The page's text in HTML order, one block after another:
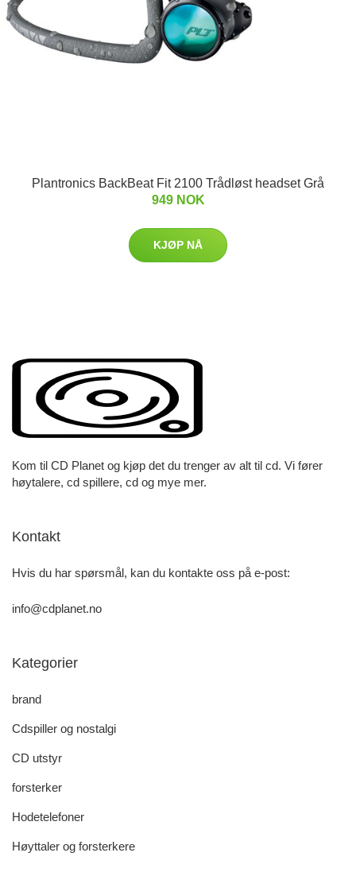
Plantronics BackBeat Fit 2100 Trådløst headset Grå
949 NOK
KJØP NÅ
Kom til CD Planet og kjøp det du trenger av alt til cd. Vi fører
høytalere, cd spillere, cd og mye mer.
Kontakt
Hvis du har spørsmål, kan du kontakte oss på e-post:
info@cdplanet.no
Kategorier
brand
Cdspiller og nostalgi
CD utstyr
forsterker
Hodetelefoner
Høyttaler og forsterkere